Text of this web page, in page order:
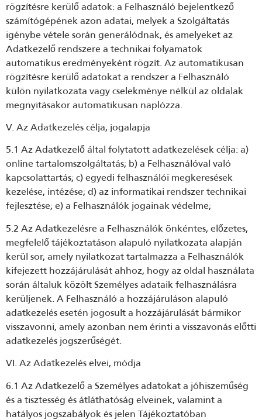
rögzítésre kerülő adatok: a Felhasználó bejelentkező
számítógépének azon adatai, melyek a Szolgáltatás
igénybe vétele során generálódnak, és amelyeket az
Adatkezelő rendszere a technikai folyamatok
automatikus eredményeként rögzít. Az automatikusan
rögzítésre kerülő adatokat a rendszer a Felhasználó
külön nyilatkozata vagy cselekménye nélkül az oldalak
megnyitásakor automatikusan naplózza.
V. Az Adatkezelés célja, jogalapja
5.1 Az Adatkezelő által folytatott adatkezelések célja: a)
online tartalomszolgáltatás; b) a Felhasználóval való
kapcsolattartás; c) egyedi felhasználói megkeresések
kezelése, intézése; d) az informatikai rendszer technikai
fejlesztése; e) a Felhasználók jogainak védelme;
5.2 Az Adatkezelésre a Felhasználók önkéntes, előzetes,
megfelelő tájékoztatáson alapuló nyilatkozata alapján
kerül sor, amely nyilatkozat tartalmazza a Felhasználók
kifejezett hozzájárulását ahhoz, hogy az oldal használata
során általuk közölt Személyes adataik felhasználásra
kerüljenek. A Felhasználó a hozzájáruláson alapuló
adatkezelés esetén jogosult a hozzájárulását bármikor
visszavonni, amely azonban nem érinti a visszavonás előtti
adatkezelés jogszerűségét.
VI. Az Adatkezelés elvei, módja
6.1 Az Adatkezelő a Személyes adatokat a jóhiszeműség
és a tisztesség és átláthatóság elveinek, valamint a
hatályos jogszabályok és jelen Tájékoztatóban